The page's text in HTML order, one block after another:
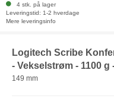
4 stk. på lager
Leveringstid: 1-2 hverdage
Mere leveringsinfo
Logitech Scribe
- Vekselstrøm - 1100 g
149 mm